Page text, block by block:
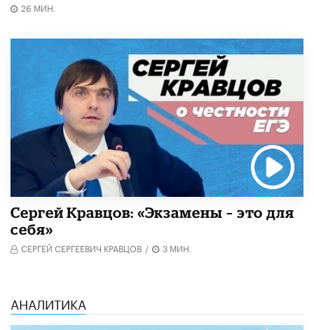
26 МИН.
Сергей Кравцов: «Экзамены – это для
себя»
СЕРГЕЙ СЕРГЕЕВИЧ КРАВЦОВ / 3 МИН.
АНАЛИТИКА